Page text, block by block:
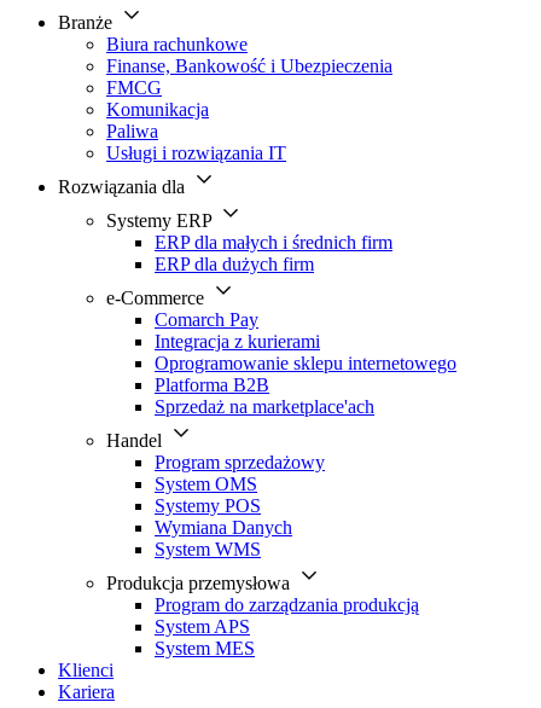
Branże
Biura rachunkowe
Finanse, Bankowość i Ubezpieczenia
FMCG
Komunikacja
Paliwa
Usługi i rozwiązania IT
Rozwiązania dla
Systemy ERP
ERP dla małych i średnich firm
ERP dla dużych firm
e-Commerce
Comarch Pay
Integracja z kurierami
Oprogramowanie sklepu internetowego
Platforma B2B
Sprzedaż na marketplace'ach
Handel
Program sprzedażowy
System OMS
Systemy POS
Wymiana Danych
System WMS
Produkcja przemysłowa
Program do zarządzania produkcją
System APS
System MES
Klienci
Kariera